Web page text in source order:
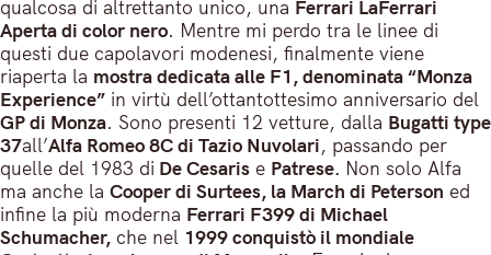
qualcosa di altrettanto unico, una Ferrari LaFerrari
Aperta di color nero. Mentre mi perdo tra le linee di
questi due capolavori modenesi, finalmente viene
riaperta la mostra dedicata alle F1, denominata “Monza
Experience” in virtù dell’ottantottesimo anniversario del
GP di Monza. Sono presenti 12 vetture, dalla Bugatti type
37all’Alfa Romeo 8C di Tazio Nuvolari, passando per
quelle del 1983 di De Cesaris e Patrese. Non solo Alfa
ma anche la Cooper di Surtees, la March di Peterson ed
infine la più moderna Ferrari F399 di Michael
Schumacher, che nel 1999 conquistò il mondiale